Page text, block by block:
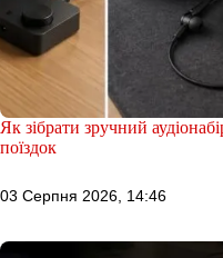
Як зібрати зручний
поїздок
03 Серпня 2026, 14:46